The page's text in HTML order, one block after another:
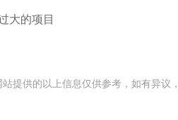
大的项目
提供的以上信息仅供参考，如有异议，